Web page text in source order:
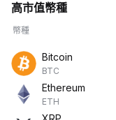
高市值幣種
幣種
Bitcoin
BTC
Ethereum
ETH